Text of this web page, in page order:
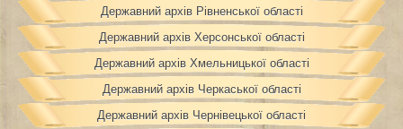
Державний архів Рівненської області
Державний архів Херсонської області
Державний архів Хмельницької області
Державний архів Черкаської області
Державний архів Чернівецької області